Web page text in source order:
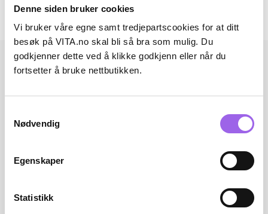
Denne siden bruker cookies
Vi bruker våre egne samt tredjepartscookies for at ditt
besøk på VITA.no skal bli så bra som mulig. Du
godkjenner dette ved å klikke godkjenn eller når du
fortsetter å bruke nettbutikken.
Nødvendig
Egenskaper
Statistikk
Andre har også kjøpt..